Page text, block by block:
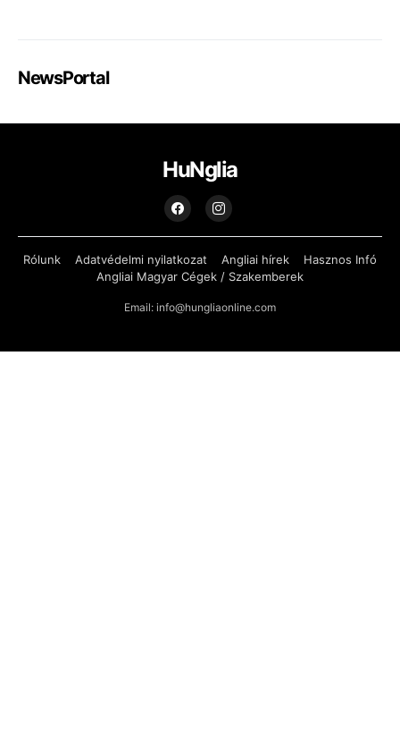
NewsPortal
HuNglia
Rólunk Adatvédelmi nyilatkozat Angliai hírek
Hasznos Infó
Angliai Magyar Cégek / Szakemberek
Email: info@hungliaonline.com